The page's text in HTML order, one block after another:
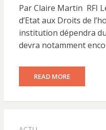
Par Claire Martin RFI
d’Etat aux Droits de
institution dépendra
devra notamment
READ MORE